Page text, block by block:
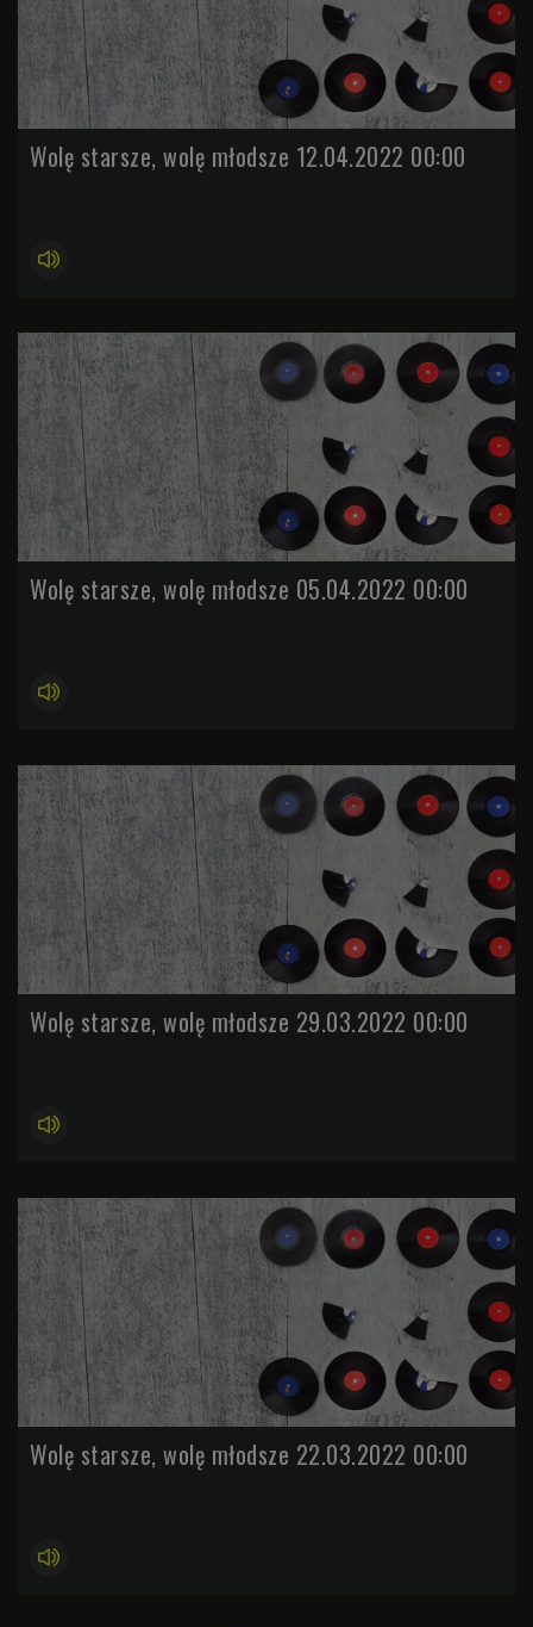
Wolę starsze, wolę młodsze 12.04.2022 00:00
Wolę starsze, wolę młodsze 05.04.2022 00:00
Wolę starsze, wolę młodsze 29.03.2022 00:00
Wolę starsze, wolę młodsze 22.03.2022 00:00